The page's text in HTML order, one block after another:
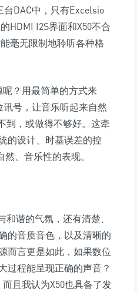
DAC中，只有Excelsio
HDMI I2S界面和X50不合
毫无限制地聆听各种格
？用最简单的方式来
号，让音乐听起来自然
到，或做得不够好。这牵
的设计、时基误差的控
、音乐性的表现。
谐的气氛，还有清楚、
的音质音色，以及清晰的
而言更是如此，如果数位
过程能呈现正确的声音？
且我认为X50也具备了发